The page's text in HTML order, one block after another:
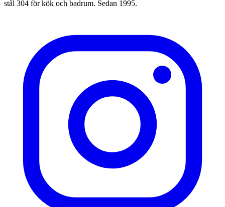
stål 304 för kök och badrum. Sedan 1995.